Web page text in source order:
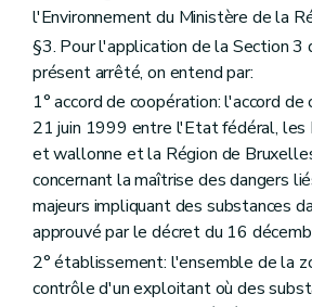
Art. 203
Art. 204
Art. 205
Art. 206
Art. 207
Art. 208
Art. 209
Art. 210
Art. 211
Art. 212
Art. 213
Art. 214
Art. 215
Art. 216
l'Environnement du Ministère de la
§3. Pour l'application de la Section 3
présent arrêté, on entend par:
1° accord de coopération: l'accord de
21 juin 1999 entre l'Etat fédéral, les
et wallonne et la Région de
concernant la maîtrise des dangers
majeurs impliquant des substances
approuvé par le décret du 16
2° établissement: l'ensemble de la
contrôle d'un exploitant où des